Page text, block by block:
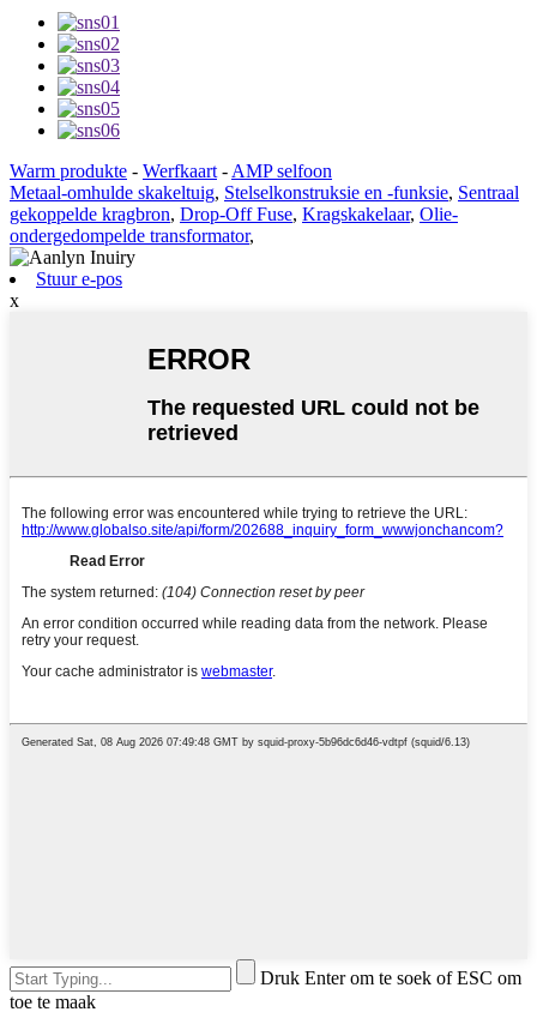
Warm produkte - Werfkaart - AMP selfoon
Metaal-omhulde skakeltuig, Stelselkonstruksie en -funksie, Sentraal
gekoppelde kragbron, Drop-Off Fuse, Kragskakelaar, Olie-
ondergedompelde transformator,
Stuur e-pos
x
Druk Enter om te soek of ESC om
toe te maak